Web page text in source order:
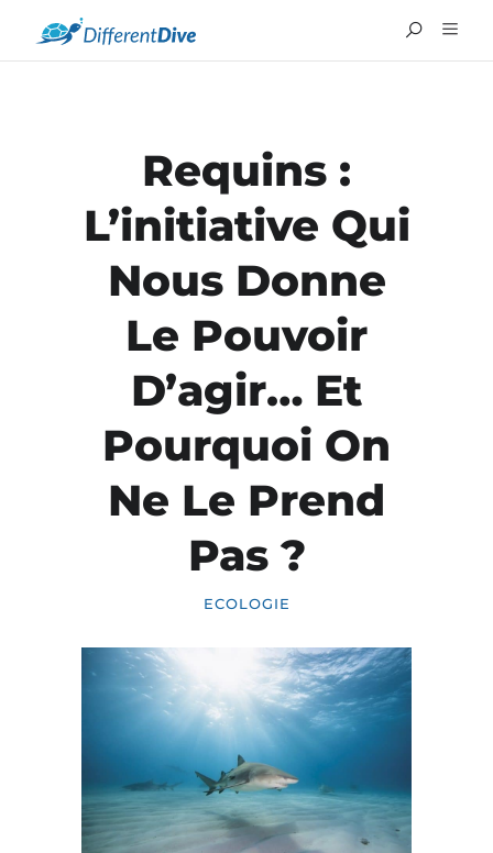
Requins :
L’initiative Qui
Nous Donne
Le Pouvoir
D’agir… Et
Pourquoi On
Ne Le Prend
Pas ?
ECOLOGIE